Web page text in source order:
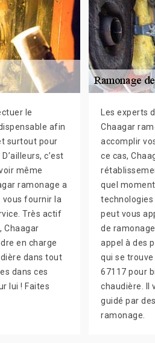
le
afin
surtout pour
c’est
même
ramonage a
vous fournir la
Très actif
Chaagar
en charge
dans tout
dans ces
lui ! Faites
Les experts
Chaagar
accomplir
ce cas,
quel
technologies
peut vous
de
appel à des
qui se
67117 pour
chaudière. Il
guidé par
ramonage.